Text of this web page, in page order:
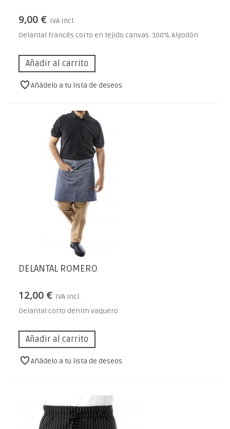
9,00 € IVA incl.
Delantal francés corto en tejido canvas. 100% Algodón
Añadir al carrito
Añádelo a tu lista de deseos
DELANTAL ROMERO
12,00 € IVA incl.
Delantal corto denim vaquero
Añadir al carrito
Añádelo a tu lista de deseos